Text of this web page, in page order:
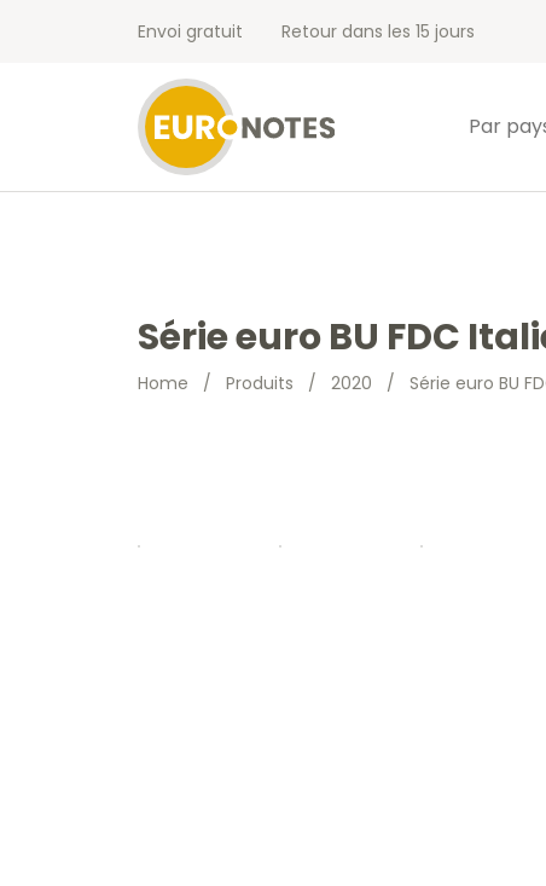
Envoi gratuit Retour dans les 15 jours
Par
Série euro BU FDC
Home / Produits / 2020 / Série euro BU